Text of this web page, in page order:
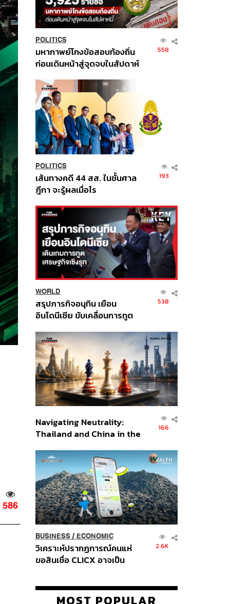
586
POLITICS
มหากาพย์โกงข้อสอบท้องถิ่น
ก่อนเดินหน้าสู่จุดจบในสัปดาห์
558
POLITICS
เส้นทางคดี 44 สส. ในชั้นศาล
ฎีกา จะรู้ผลเมื่อไร
193
WORLD
สรุปภารกิจอนุทิน เยือน
อินโดนีเซีย ขับเคลื่อนการทูต
ส่วนยุทธศาสตร์ไทย –
อินโดนีเซีย
538
Navigating Neutrality:
Thailand and China in the
Order
166
BUSINESS/ ECONOMIC
วิเคราะห์ปรากฏการณ์คนแห่
ขอสินเชื่อ CLICX อาจเป็น
ปัญหาหนี้ครัวเรือนไทยที่ถูกซุก
2.6K